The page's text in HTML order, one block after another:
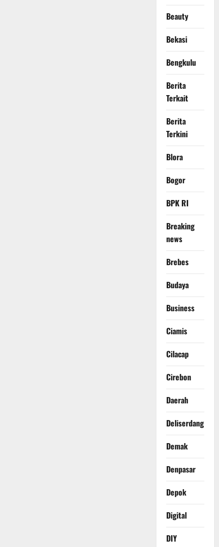
Beauty
Bekasi
Bengkulu
Berita
Terkait
Berita
Terkini
Blora
Bogor
BPK RI
Breaking
news
Brebes
Budaya
Business
Ciamis
Cilacap
Cirebon
Daerah
Deliserdang
Demak
Denpasar
Depok
Digital
DIY